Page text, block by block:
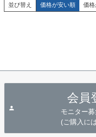
並び替え 価格が安い順 価
会員
モニター
(ご購入に